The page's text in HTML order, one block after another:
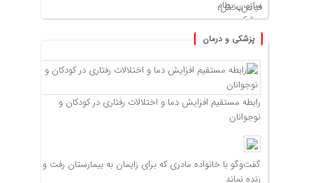
پزشکی و درمان
رابطه مستقیم افزایش دما و اختلالات رفتاری در کودکان و
نوجوانان
گفت‌وگو با خانواده مادری که برای زایمان به بیمارستان رفت و
زنده نماند